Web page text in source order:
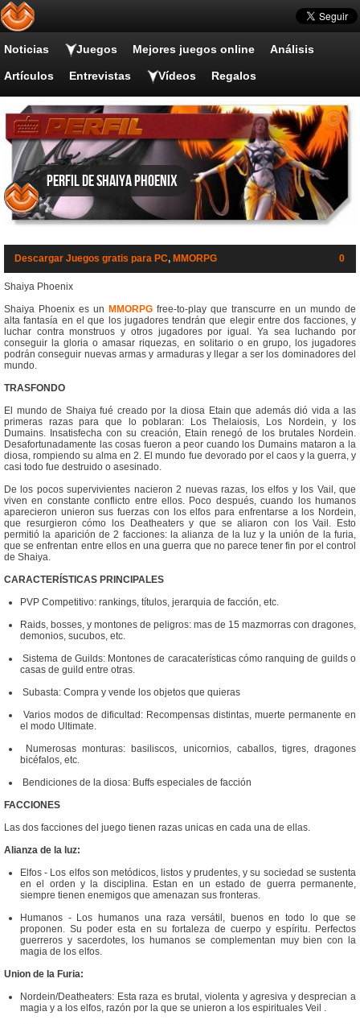
Noticias Juegos Mejores juegos online Análisis
Artículos Entrevistas Vídeos Regalos
Perfil de Shaiya Phoenix
Descargar Juegos gratis para PC, MMORPG 0
Shaiya Phoenix
Shaiya Phoenix es un MMORPG free-to-play que transcurre en un mundo de
alta fantasía en el que los jugadores tendrán que elegir entre dos facciones, y
luchar contra monstruos y otros jugadores por igual. Ya sea luchando por
conseguir la gloria o amasar riquezas, en solitario o en grupo, los jugadores
podrán conseguir nuevas armas y armaduras y llegar a ser los dominadores del
mundo.
TRASFONDO
El mundo de Shaiya fué creado por la diosa Etain que además dió vida a las
primeras razas para que lo poblaran: Los Thelaiosis, Los Nordein, y los
Dumains. Insatisfecha con su creación, Etain renegó de los brutales Nordein.
Desafortunadamente las cosas fueron a peor cuando los Dumains mataron a la
diosa, rompiendo su alma en 2. El mundo fue devorado por el caos y la guerra, y
casi todo fue destruido o asesinado.
De los pocos supervivientes nacieron 2 nuevas razas, los elfos y los Vail, que
viven en constante conflicto entre ellos. Poco después, cuando los humanos
aparecieron unieron sus fuerzas con los elfos para enfrentarse a los Nordein,
que resurgieron cómo los Deatheaters y que se aliaron con los Vail. Esto
permitió la aparición de 2 facciones: la alianza de la luz y la unión de la furia,
que se enfrentan entre ellos en una guerra que no parece tener fin por el control
de Shaiya.
CARACTERÍSTICAS PRINCIPALES
PVP Competitivo: rankings, títulos, jerarquia de facción, etc.
Raids, bosses, y montones de peligros: mas de 15 mazmorras con dragones,
demonios, sucubos, etc.
Sistema de Guilds: Montones de caracaterísticas cómo ranquing de guilds o
casas de guild entre otras.
Subasta: Compra y vende los objetos que quieras
Varios modos de dificultad: Recompensas distintas, muerte permanente en
el modo Ultimate.
Numerosas monturas: basiliscos, unicornios, caballos, tigres, dragones
bicéfalos, etc.
Bendiciones de la diosa: Buffs especiales de facción
FACCIONES
Las dos facciones del juego tienen razas unicas en cada una de ellas.
Alianza de la luz:
Elfos - Los elfos son metódicos, listos y prudentes, y su sociedad se sustenta
en el orden y la disciplina. Estan en un estado de guerra permanente,
siempre tienen enemigos que amenazan sus fronteras.
Humanos - Los humanos una raza versátil, buenos en todo lo que se
proponen. Su poder esta en su fortaleza de cuerpo y espíritu. Perfectos
guerreros y sacerdotes, los humanos se complementan muy bien con la
magia de los elfos.
Union de la Furia:
Nordein/Deatheaters: Esta raza es brutal, violenta y agresiva y desprecian a
magia y a los elfos, razón por la que se unieron a los espirituales Veil .